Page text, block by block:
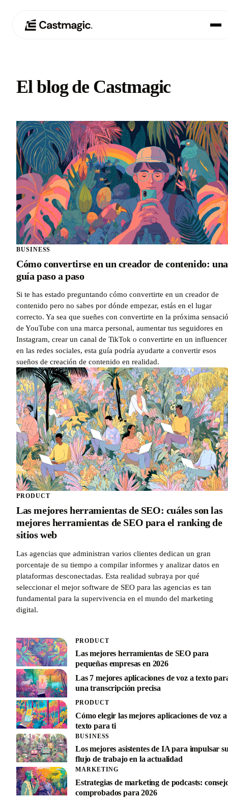
Casos de uso
03 Precios
04 Acerca de nosotros
El blog de Castmagic
BUSINESS
Cómo convertirse en un creador de contenido: una
guía paso a paso
Si te has estado preguntando cómo convertirte en un creador de
contenido pero no sabes por dónde empezar, estás en el lugar
correcto. Ya sea que sueñes con convertirte en la próxima
de YouTube con una marca personal, aumentar tus seguidores en
Instagram, crear un canal de TikTok o convertirte en un influencer
en las redes sociales, esta guía podría ayudarte a convertir esos
sueños de creación de contenido en realidad.
PRODUCT
Las mejores herramientas de SEO: cuáles son las
mejores herramientas de SEO para el ranking de
sitios web
Las agencias que administran varios clientes dedican un gran
porcentaje de su tiempo a compilar informes y analizar datos en
plataformas desconectadas. Esta realidad subraya por qué
seleccionar el mejor software de SEO para las agencias es tan
fundamental para la supervivencia en el mundo del marketing
digital.
PRODUCT
Las mejores herramientas de SEO para
pequeñas empresas en 2026
Las 7 mejores aplicaciones de voz a texto
una transcripción precisa
PRODUCT
Cómo elegir las mejores aplicaciones de voz a
texto para ti
BUSINESS
Los mejores asistentes de IA para impulsar
flujo de trabajo en la actualidad
MARKETING
Estrategias de marketing de podcasts:
comprobados para 2026